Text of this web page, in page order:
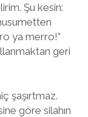
Şu kesin:
ya merro!”
geri
şaşırtmaz.
göre silahın